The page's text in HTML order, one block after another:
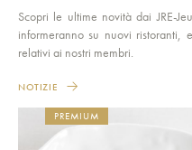
Scopri le ultime novità dai JRE-
informeranno su nuovi ristoranti,
relativi ai nostri membri.
NOTIZIE
PREMIUM